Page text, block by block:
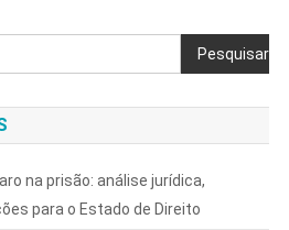
Pesquisar
na prisão: análise jurídica,
para o Estado de Direito